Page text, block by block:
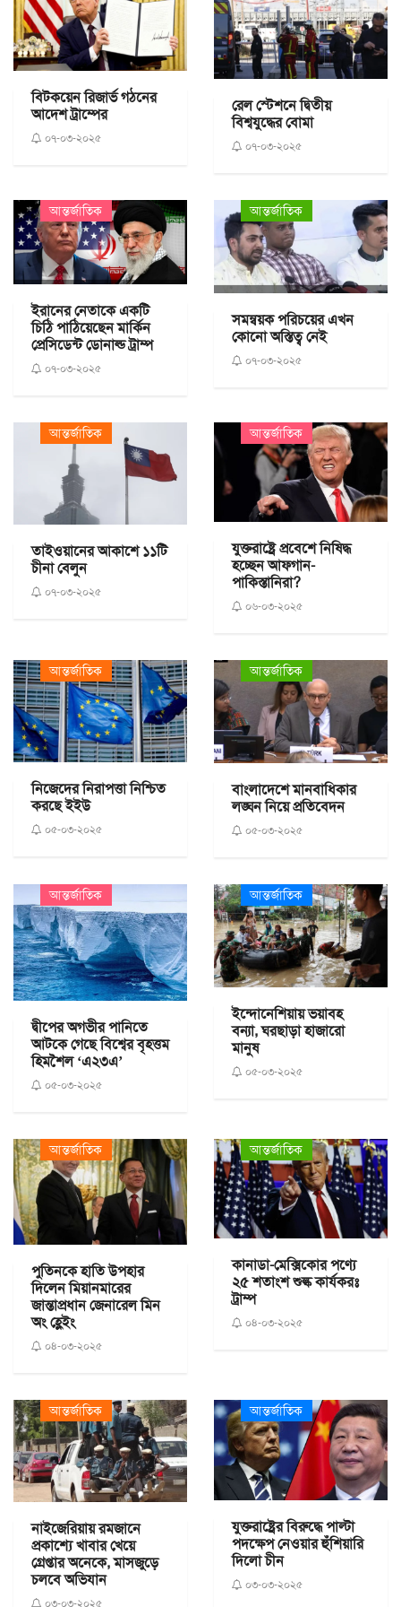
বিটকয়েন রিজার্ভ গঠনের
আদেশ ট্রাম্পের
০৭-০৩-২০২৫
রেল স্টেশনে দ্বিতীয়
বিশ্বযুদ্ধের বোমা
০৭-০৩-২০২৫
আন্তর্জাতিক
ইরানের নেতাকে একটি
চিঠি পাঠিয়েছেন মার্কিন
প্রেসিডেন্ট ডোনাল্ড ট্রাম্প
০৭-০৩-২০২৫
আন্তর্জাতিক
সমন্বয়ক পরিচয়ের এখন
কোনো অস্তিত্ব নেই
০৭-০৩-২০২৫
আন্তর্জাতিক
তাইওয়ানের আকাশে ১১টি
চীনা বেলুন
০৭-০৩-২০২৫
আন্তর্জাতিক
যুক্তরাষ্ট্রে প্রবেশে নিষিদ্ধ
হচ্ছেন আফগান-
পাকিস্তানিরা?
০৬-০৩-২০২৫
আন্তর্জাতিক
নিজেদের নিরাপত্তা নিশ্চিত
করছে ইইউ
০৫-০৩-২০২৫
আন্তর্জাতিক
বাংলাদেশে মানবাধিকার
লঙ্ঘন নিয়ে প্রতিবেদন
০৫-০৩-২০২৫
আন্তর্জাতিক
দ্বীপের অগভীর পানিতে
আটকে গেছে বিশ্বের বৃহত্তম
হিমশৈল ‘এ২৩এ’
০৫-০৩-২০২৫
আন্তর্জাতিক
ইন্দোনেশিয়ায় ভয়াবহ
বন্যা, ঘরছাড়া হাজারো
মানুষ
০৫-০৩-২০২৫
আন্তর্জাতিক
পুতিনকে হাতি উপহার
দিলেন মিয়ানমারের
জান্তাপ্রধান জেনারেল মিন
অং হ্লেইং
০৪-০৩-২০২৫
আন্তর্জাতিক
কানাডা-মেক্সিকোর পণ্যে
২৫ শতাংশ শুল্ক কার্যকরঃ
ট্রাম্প
০৪-০৩-২০২৫
আন্তর্জাতিক
নাইজেরিয়ায় রমজানে
প্রকাশ্যে খাবার খেয়ে
গ্রেপ্তার অনেকে, মাসজুড়ে
চলবে অভিযান
০৩-০৩-২০২৫
আন্তর্জাতিক
যুক্তরাষ্ট্রের বিরুদ্ধে পাল্টা
পদক্ষেপ নেওয়ার হুঁশিয়ারি
দিলো চীন
০৩-০৩-২০২৫